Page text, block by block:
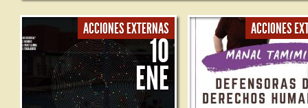
febrero 19h Centro Social Rey Heredia
ACCIONES EXTERNAS
10
ENE
ACCIONES